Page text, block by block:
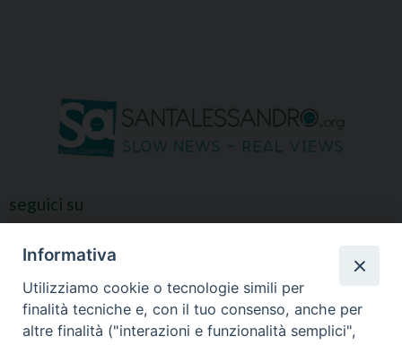
seguici su
Informativa
Utilizziamo cookie o tecnologie simili per
finalità tecniche e, con il tuo consenso, anche per
altre finalità ("interazioni e funzionalità semplici",